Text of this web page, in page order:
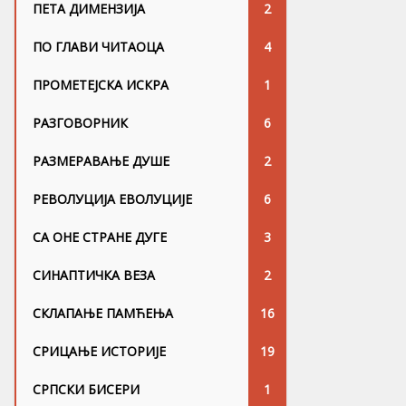
ПЕТА ДИМЕНЗИЈА 2
ПО ГЛАВИ ЧИТАОЦА 4
ПРОМЕТЕЈСКА ИСКРА 1
РАЗГОВОРНИК 6
РАЗМЕРАВАЊЕ ДУШЕ 2
РЕВОЛУЦИЈА ЕВОЛУЦИЈЕ 6
СА ОНЕ СТРАНЕ ДУГЕ 3
СИНАПТИЧКА ВЕЗА 2
СКЛАПАЊЕ ПАМЋЕЊА 16
СРИЦАЊЕ ИСТОРИЈЕ 19
СРПСКИ БИСЕРИ 1